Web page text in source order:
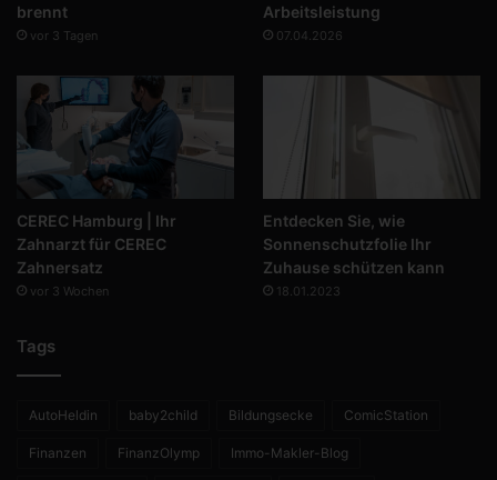
brennt
vor 3 Tagen
Arbeitsleistung
07.04.2026
CEREC Hamburg | Ihr
Zahnarzt für CEREC
Zahnersatz
vor 3 Wochen
Entdecken Sie, wie
Sonnenschutzfolie Ihr
Zuhause schützen kann
18.01.2023
Tags
AutoHeldin baby2child Bildungsecke ComicStation
Finanzen FinanzOlymp Immo-Makler-Blog